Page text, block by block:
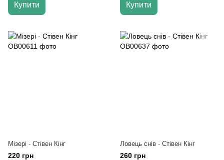
Купити Купити
Мізері - Стівен Кінг
220 грн
Ловець снів - Стівен Кінг
260 грн